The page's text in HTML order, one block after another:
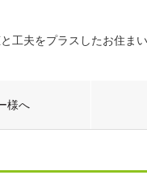
工夫をプラスしたお住ま
様へ